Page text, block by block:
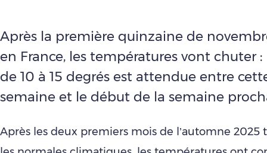
Après la première quinzaine de
en France, les températures vont chuter :
de 10 à 15 degrés est attendue entre
semaine et le début de la semaine
Après les deux premiers mois de l’automne 2025